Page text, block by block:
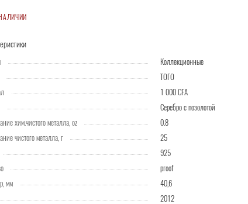
Коллекционные
ТОГО
1 000 CFA
Серебро с позолотой
хим.чистого металла, oz
0.8
чистого металла, г
25
925
proof
мм
40,6
2012